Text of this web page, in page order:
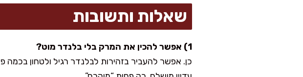
שאלות ותשובות
1) אפשר להכין את המרק בלי בלנדר מוט?
כן. אפשר להעביר בזהירות לבלנדר רגיל ולטחון